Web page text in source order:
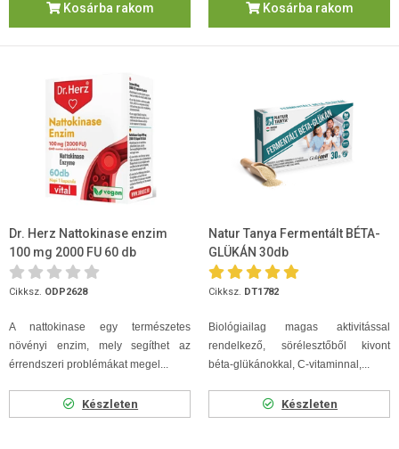
Kosárba rakom Kosárba rakom
Dr. Herz Nattokinase enzim
100 mg 2000 FU 60 db
kapszula
Cikksz. ODP2628
A nattokinase egy természetes
növényi enzim, mely segíthet az
érrendszeri problémákat megel...
Készleten
Natur Tanya Fermentált BÉTA-
GLÜKÁN 30db
Cikksz. DT1782
Biológiailag magas aktivitással
rendelkező, sörélesztőből kivont
béta-glükánokkal, C-vitaminnal,...
Készleten